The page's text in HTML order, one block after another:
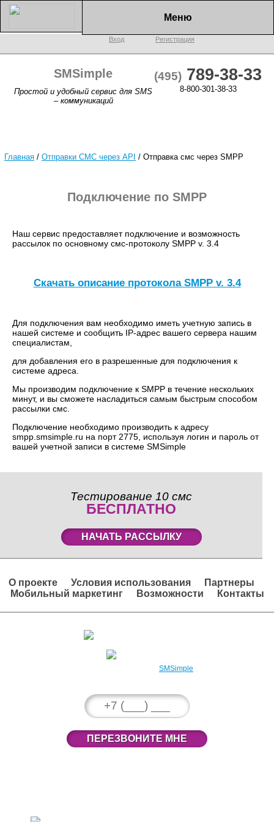
Вход Регистрация
SMSimple
Простой и удобный сервис для SMS
– коммуникаций
(495) 789-38-33
8-800-301-38-33
Меню
Главная / Отправки СМС через API / Отправка смс через SMPP
Подключение по SMPP
Наш сервис предоставляет подключение и возможность
рассылок по основному смс-протоколу SMPP v. 3.4
Скачать описание протокола SMPP v. 3.4
Для подключения вам необходимо иметь учетную запись в
нашей системе и сообщить IP-адрес вашего сервера нашим
специалистам,
для добавления его в разрешенные для подключения к
системе адреса.
Мы производим подключение к SMPP в течение нескольких
минут, и вы сможете насладиться самым быстрым способом
рассылки смс.
Подключение необходимо производить к адресу
smpp.smsimple.ru на порт 2775, используя логин и пароль от
вашей учетной записи в системе SMSimple
Тестирование 10 смс
БЕСПЛАТНО
НАЧАТЬ РАССЫЛКУ
О проекте Условия использования
Партнеры
Мобильный маркетинг
Возможности Контакты
SMSimple
ПЕРЕЗВОНИТЕ МНЕ